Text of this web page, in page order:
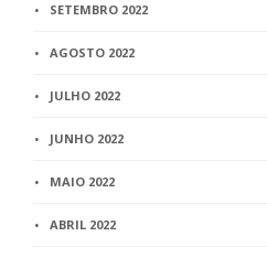
SETEMBRO 2022
AGOSTO 2022
JULHO 2022
JUNHO 2022
MAIO 2022
ABRIL 2022